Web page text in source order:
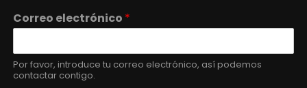
Correo electrónico *
Por favor, introduce tu correo electrónico, así podemos
contactar contigo.